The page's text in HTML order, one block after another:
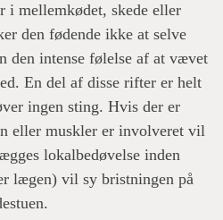
i mellemkødet, skede eller
den fødende ikke at selve
den intense følelse af at vævet
En del af disse rifter er helt
ingen sting. Hvis der er
eller muskler er involveret vil
lokalbedøvelse inden
lægen) vil sy bristningen på